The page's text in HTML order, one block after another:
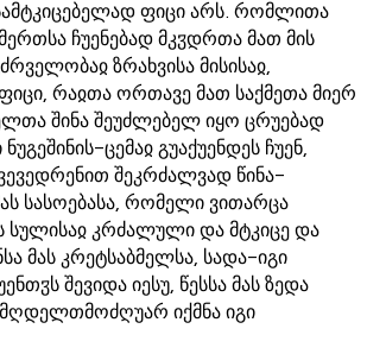
ფიცი არს. რომლითა
ჩუენებად მკჳდრთა მათ მის
ზრახვისა მისისაჲ,
რაჲთა ორთავე მათ საქმეთა მიერ
შინა შეუძლებელ იყო ცრუებად
ცემაჲ გუაქუენდეს ჩუენ,
შეკრძალვად წინა-
სასოებასა, რომელი ვითარცა
სულისაჲ კრძალული და მტკიცე და
მას კრეტსაბმელსა, სადა-იგი
შევიდა იესუ, წესსა მას ზედა
იქმნა იგი